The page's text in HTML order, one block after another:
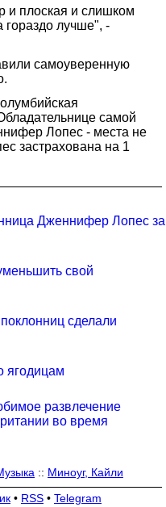
и плоская и слишком
гораздо лучше", -
самоуверенную
самой
Лопеc - места не
застрахована на 1
Дженнифер Лопес за
свой
сделали
ягодицам
развлечение
во время
:: Миноуг, Кайли
• RSS • Telegram